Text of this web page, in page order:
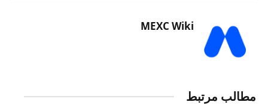
MEXC Wiki
مطالب مرتبط